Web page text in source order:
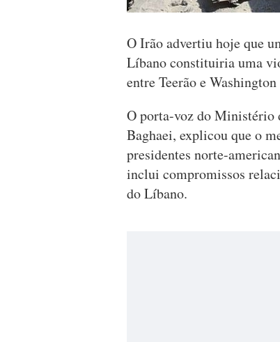
O Irão advertiu hoje que
Líbano constituiria uma
entre Teerão e
O porta-voz do Ministério
Baghaei, explicou que o
presidentes norte-
inclui compromissos
do Líbano.